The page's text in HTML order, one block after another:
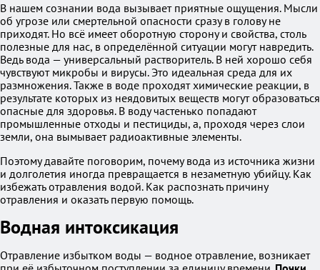
В нашем сознании вода вызывает приятные ощущения. Мысли
об угрозе или смертельной опасности сразу в голову не
приходят. Но всё имеет оборотную сторону и свойства, столь
полезные для нас, в определённой ситуации могут навредить.
Ведь вода — универсальный растворитель. В ней хорошо себя
чувствуют микробы и вирусы. Это идеальная среда для их
размножения. Также в воде проходят химические реакции, в
результате которых из неядовитых веществ могут образоваться
опасные для здоровья. В воду частенько попадают
промышленные отходы и пестициды, а, проходя через слои
земли, она вымывает радиоактивные элементы.
Поэтому давайте поговорим, почему вода из источника жизни
и долголетия иногда превращается в незаметную убийцу. Как
избежать отравления водой. Как распознать причину
отравления и оказать первую помощь.
Водная интоксикация
Отравление избытком воды — водное отравление, возникает